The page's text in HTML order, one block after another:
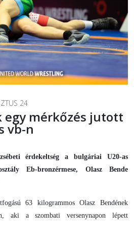
24
egy mérkőzés jutott
vb-n
érdekeltség a bulgáriai U20-as
Eb-bronzérmese, Olasz Bende
63 kilogrammos Olasz Bendének
aki a szombati versenynapon lépett